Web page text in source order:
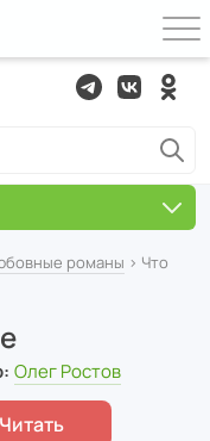
романы › Что
Олег Ростов
Читать